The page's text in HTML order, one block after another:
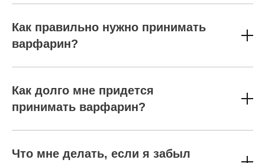
Как правильно нужно принимать
варфарин?
Как долго мне придется
принимать варфарин?
Что мне делать, если я забыл